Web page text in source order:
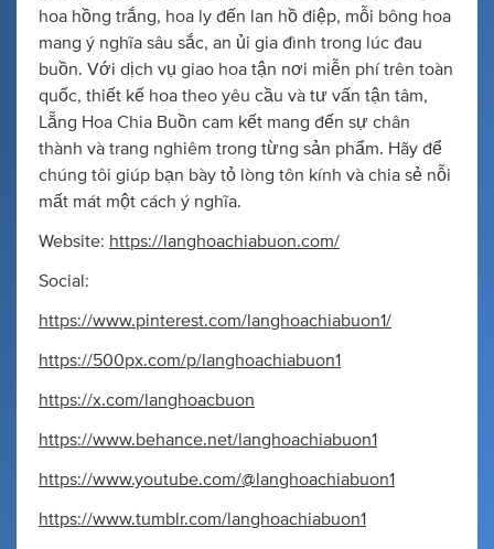
hoa hồng trắng, hoa ly đến lan hồ điệp, mỗi bông hoa
mang ý nghĩa sâu sắc, an ủi gia đình trong lúc đau
buồn. Với dịch vụ giao hoa tận nơi miễn phí trên toàn
quốc, thiết kế hoa theo yêu cầu và tư vấn tận tâm,
Lẵng Hoa Chia Buồn cam kết mang đến sự chân
thành và trang nghiêm trong từng sản phẩm. Hãy để
chúng tôi giúp bạn bày tỏ lòng tôn kính và chia sẻ nỗi
mất mát một cách ý nghĩa.
Website: https://langhoachiabuon.com/
Social:
https://www.pinterest.com/langhoachiabuon1/
https://500px.com/p/langhoachiabuon1
https://x.com/langhoacbuon
https://www.behance.net/langhoachiabuon1
https://www.youtube.com/@langhoachiabuon1
https://www.tumblr.com/langhoachiabuon1